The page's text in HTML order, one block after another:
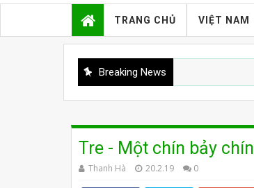
TRANG CHỦ VIỆT NAM
Breaking News
Tre - Một chín bảy chín
Thanh Hà 20.2.19 0